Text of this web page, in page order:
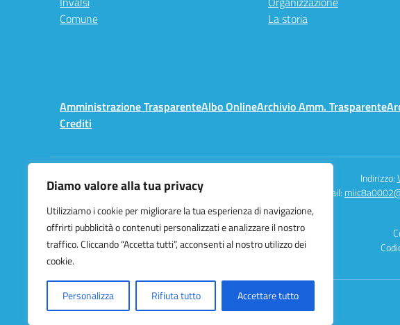
Diamo valore alla tua privacy
Utilizziamo i cookie per migliorare la tua esperienza di navigazione,
offrirti pubblicità o contenuti personalizzati e analizzare il nostro
traffico. Cliccando “Accetta tutti”, acconsenti al nostro utilizzo dei
cookie.
Personalizza Rifiuta tutto Accettare tutto
Comune
La storia
Amministrazione TrasparenteAlbo OnlineArchivio Amm. Trasparente
Crediti
Indirizzo:
Email: